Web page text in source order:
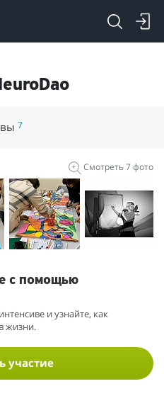
7
с помощью
и узнайте, как
жизни.
участие
Смотреть 7 фото